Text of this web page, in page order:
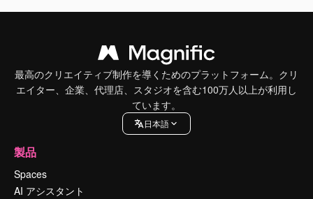
最高のクリエイティブ制作を導くためのプラットフォーム。クリ
エイター、企業、代理店、スタジオを含む100万人以上が利用し
ています。
日本語
製品
Spaces
AI アシスタント